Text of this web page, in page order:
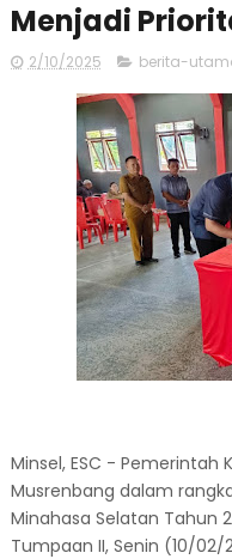
Menjadi
2/10/2025 berita-
Minsel, ESC -
Musrenbang dalam
Minahasa Selatan Tahun
Tumpaan II, Senin (10/02/